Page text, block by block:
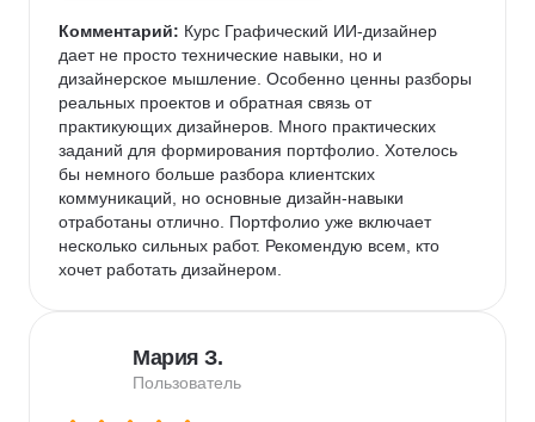
Комментарий: Курс Графический ИИ-дизайнер
дает не просто технические навыки, но и
дизайнерское мышление. Особенно ценны разборы
реальных проектов и обратная связь от
практикующих дизайнеров. Много практических
заданий для формирования портфолио. Хотелось
бы немного больше разбора клиентских
коммуникаций, но основные дизайн-навыки
отработаны отлично. Портфолио уже включает
несколько сильных работ. Рекомендую всем, кто
хочет работать дизайнером.
Мария З.
Пользователь